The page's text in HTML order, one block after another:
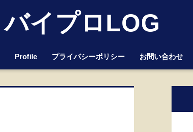
バイプロLOG
Profile プライバシーポリシー お問い合わせ